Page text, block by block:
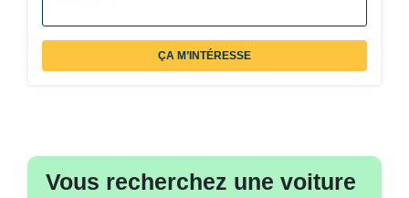
ÇA M’INTÉRESSE
Vous recherchez une voiture